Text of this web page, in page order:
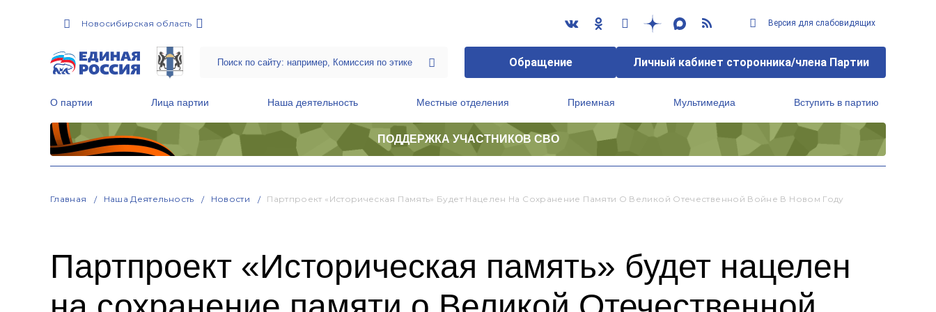
Новосибирская область Версия для слабовидящих
Обращение Личный кабинет сторонника/члена Партии
О партии Лица партии Наша деятельность Местные отделения Приемная Мультимедиа Вступить в партию
ПОДДЕРЖКА УЧАСТНИКОВ СВО
Главная Наша Деятельность Новости Партпроект «Историческая Память» Будет Нацелен На Сохранение Памяти О Великой Отечественной Войне В Новом Году
Партпроект «Историческая память» будет нацелен